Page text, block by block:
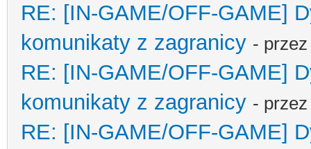
RE: [IN-GAME/OFF-GAME]
komunikaty z zagranicy -
RE: [IN-GAME/OFF-GAME]
komunikaty z zagranicy -
RE: [IN-GAME/OFF-GAME]